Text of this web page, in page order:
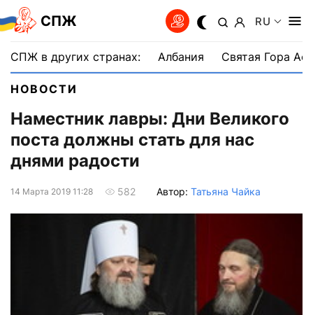
СПЖ RU
СПЖ в других странах: Албания Святая Гора
НОВОСТИ
Наместник лавры: Дни Великого
поста должны стать для нас
днями радости
14 Марта 2019 11:28 582 Автор: Татьяна Чайка